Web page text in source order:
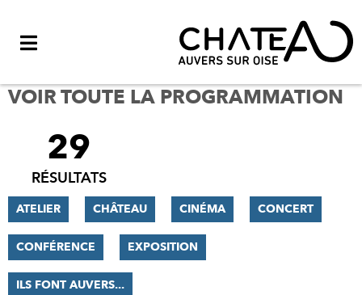
VOIR TOUTE LA PROGRAMMATION
FILTRER
RÉSULTATS
29
RÉSULTATS
ATELIER CHÂTEAU CINÉMA CONCERT
CONFÉRENCE EXPOSITION
ILS FONT AUVERS...